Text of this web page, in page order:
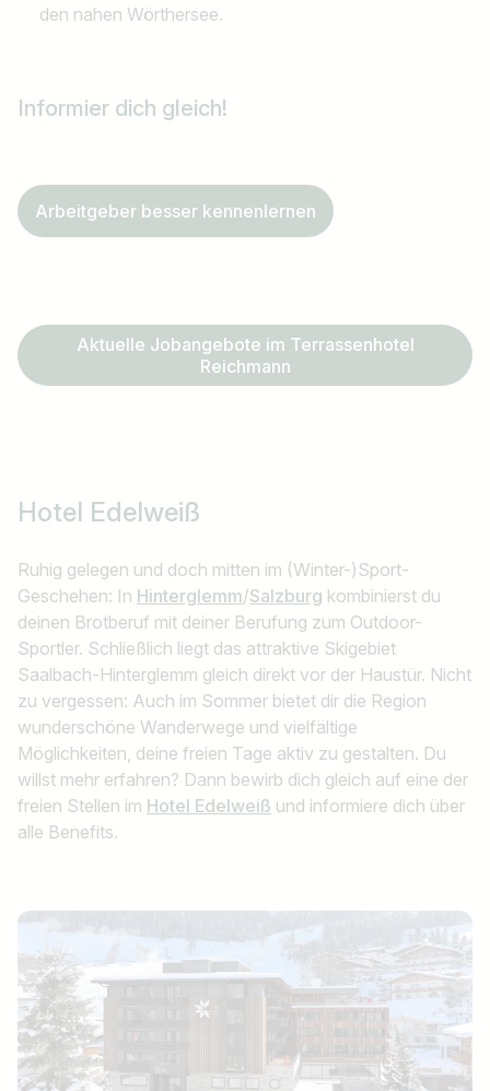
den nahen Wörthersee.
Informier dich gleich!
Arbeitgeber besser kennenlernen
Aktuelle Jobangebote im Terrassenhotel
Reichmann
Hotel Edelweiß
Ruhig gelegen und doch mitten im (Winter-)Sport-
Geschehen: In Hinterglemm/Salzburg kombinierst du
deinen Brotberuf mit deiner Berufung zum Outdoor-
Sportler. Schließlich liegt das attraktive Skigebiet
Saalbach-Hinterglemm gleich direkt vor der Haustür. Nicht
zu vergessen: Auch im Sommer bietet dir die Region
wunderschöne Wanderwege und vielfältige
Möglichkeiten, deine freien Tage aktiv zu gestalten. Du
willst mehr erfahren? Dann bewirb dich gleich auf eine der
freien Stellen im Hotel Edelweiß und informiere dich über
alle Benefits.